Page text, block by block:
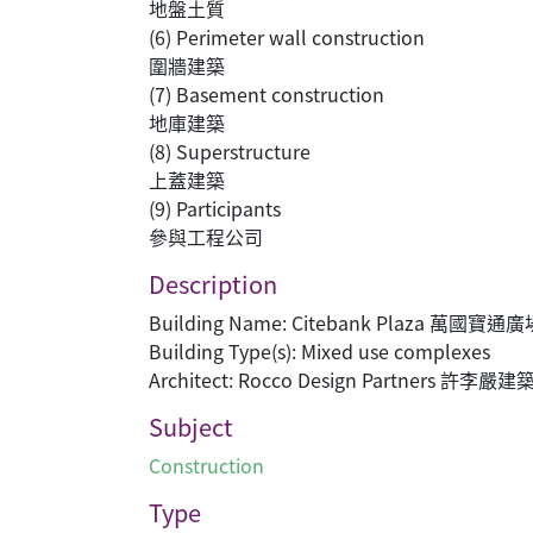
地盤土質
(6) Perimeter wall construction
圍牆建築
(7) Basement construction
地庫建築
(8) Superstructure
上蓋建築
(9) Participants
參與工程公司
Description
Building Name: Citebank Plaza 萬國寶通廣
Building Type(s): Mixed use complexes
Architect: Rocco Design Partners 許李嚴建
Subject
Construction
Type